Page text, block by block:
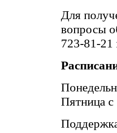
Для
вопросы
723-81-21
Пятница